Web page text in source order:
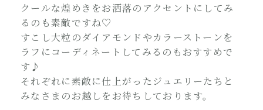
クールな煌めきをお洒落のアクセントにしてみ
るのも素敵ですね♡
すこし大粒のダイアモンドやカラーストーンを
ラフにコーディネートしてみるのもおすすめで
す♪
それぞれに素敵に仕上がったジュエリーたちと
みなさまのお越しをお待ちしております。